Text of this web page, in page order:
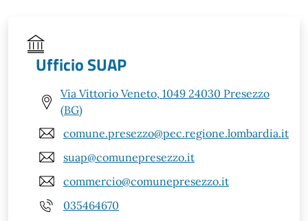
Ufficio SUAP
Via Vittorio Veneto, 1049 24030 Presezzo
(BG)
comune.presezzo@pec.regione.lombardia.it
suap@comunepresezzo.it
commercio@comunepresezzo.it
035464670